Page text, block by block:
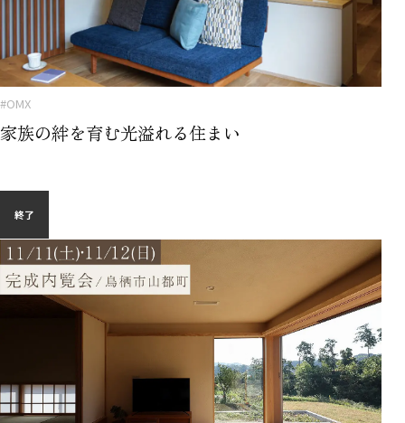
#OMX
家族の絆を育む光溢れる住まい
終了